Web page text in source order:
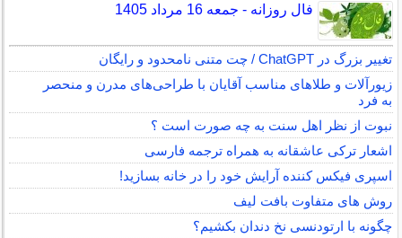
فال روزانه - جمعه 16 مرداد 1405
تغییر بزرگ در ChatGPT / چت متنی نامحدود و رایگان
زیورآلات و طلاهای مناسب آقایان با طراحی‌های مدرن و منحصر
به فرد
نبوت از نظر اهل سنت به چه صورت است ؟
اشعار ترکی عاشقانه به همراه ترجمه فارسی
اسپری فیکس کننده آرایش خود را در خانه بسازید!
روش های متفاوت بافت لیف
چگونه با ارتودنسی نخ دندان بکشیم؟